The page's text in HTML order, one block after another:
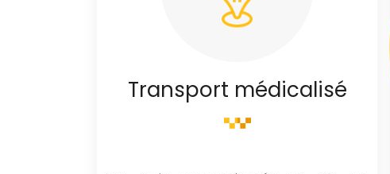
Transport médicalisé